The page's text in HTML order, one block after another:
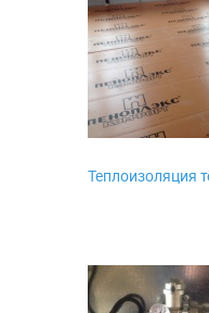
Теплоизоляция